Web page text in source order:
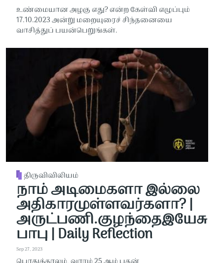
உண்மையான அழகு எது? என்ற கேள்வி எழுப்பும்
17.10.2023 அன்று மறையுரைச் சிந்தனையை
வாசித்துப் பயன்பெறுங்கள்.
திருவிவிலியம்
நாம் அடிமைகளா இல்லை
அதிகாரமுள்ளவர்களா? |
அருட்பணி.குழந்தைஇயேசு
பாபு | Daily Reflection
Sep 27, 2023